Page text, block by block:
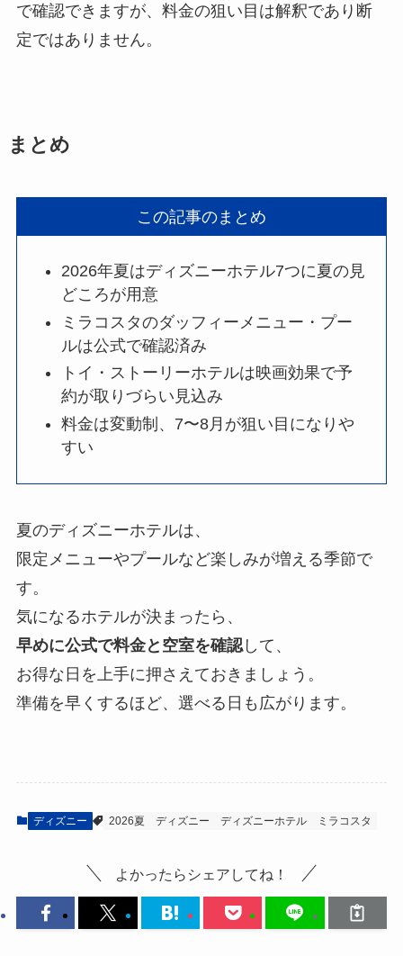
で確認できますが、料金の狙い目は解釈であり断
定ではありません。
まとめ
この記事のまとめ
2026年夏はディズニーホテル7つに夏の見
どころが用意
ミラコスタのダッフィーメニュー・プー
ルは公式で確認済み
トイ・ストーリーホテルは映画効果で予
約が取りづらい見込み
料金は変動制、7〜8月が狙い目になりや
すい
夏のディズニーホテルは、
限定メニューやプールなど楽しみが増える季節で
す。
気になるホテルが決まったら、
早めに公式で料金と空室を確認して、
お得な日を上手に押さえておきましょう。
準備を早くするほど、選べる日も広がります。
ディズニー 2026夏 ディズニー ディズニーホテル ミラコスタ
よかったらシェアしてね！